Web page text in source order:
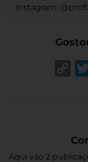
Instagram:
Aqui vão 2